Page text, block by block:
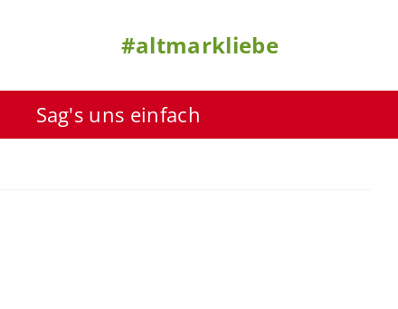
#altmarkliebe
Sag's uns einfach